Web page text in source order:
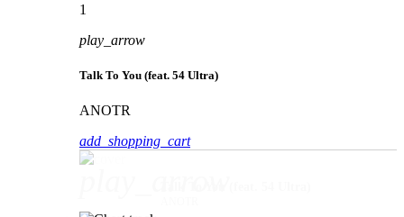
1
play_arrow
Talk To You (feat. 54 Ultra)
ANOTR
add_shopping_cart